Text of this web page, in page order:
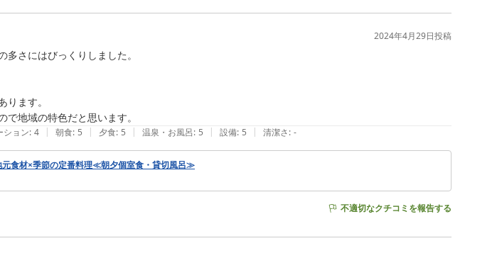
2024年4月29日投稿
さにはびっくりしました。
ます。
ション: 4 | 朝食: 5 | 夕食: 5 | 温泉・お風呂: 5 | 設備: 5 | 清潔さ: -
元食材×季節の定番料理≪朝夕個室食・貸切風呂≫
不適切なクチコミを報告する